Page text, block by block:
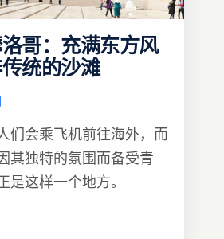
哥：充满东方风
统的沙滩
们会乘飞机前往海外，而
其独特的氛围而备受青
是这样一个地方。